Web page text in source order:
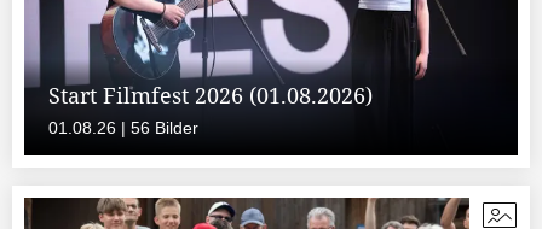
Start Filmfest 2026 (01.08.2026)
01.08.26 | 56 Bilder